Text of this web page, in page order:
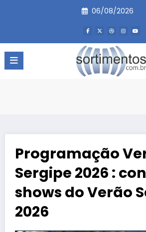
06/08/2026
Programação
Sergipe 2026 :
shows do Verão
2026